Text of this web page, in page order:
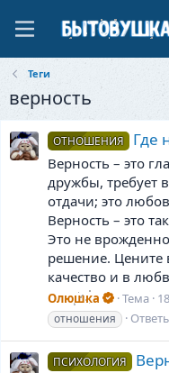
Теги
верность
ОТНОШЕНИЯ Где
Верность – это
дружбы, требует
отдачи; это
Верность – это
Это не
решение. Цените
качество и в
Олюшка Тема
отношения
ПСИХОЛОГИЯ